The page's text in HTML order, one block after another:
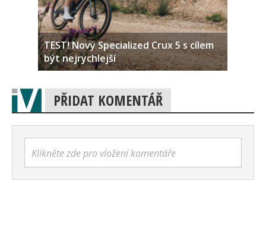
TEST! Nový Specialized Crux 5 s cílem
být nejrychlejší
PŘIDAT KOMENTÁŘ
Klikněte zde pro vložení komentáře